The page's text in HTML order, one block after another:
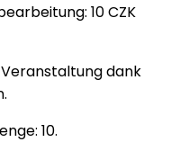
10 CZK
dank
10.